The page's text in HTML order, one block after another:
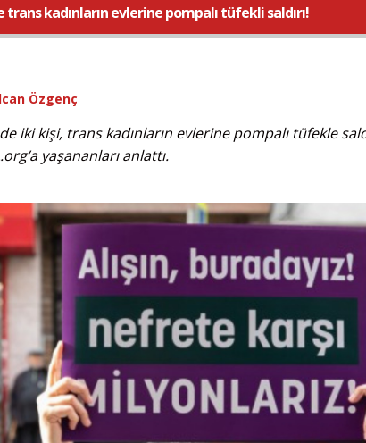
kadınların evlerine pompalı tüfekli saldırı!
Özgenç
iki kişi, trans kadınların evlerine pompalı tüfekle
yaşananları anlattı.